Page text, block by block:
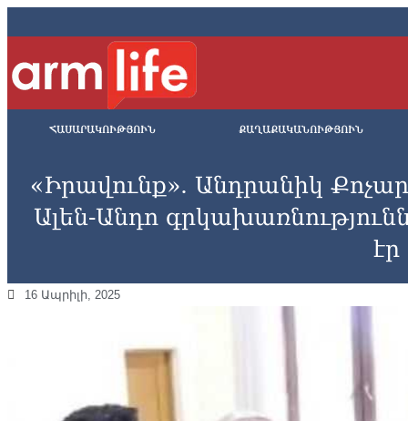
ՀԱՍԱՐԱԿՈՒԹՅՈՒՆ ՔԱՂԱՔԱԿԱՆՈՒԹՅՈՒՆ
«Իրավունք». Անդրանիկ
Ալեն-Անդո
էր
16 Ապրիլի, 2025